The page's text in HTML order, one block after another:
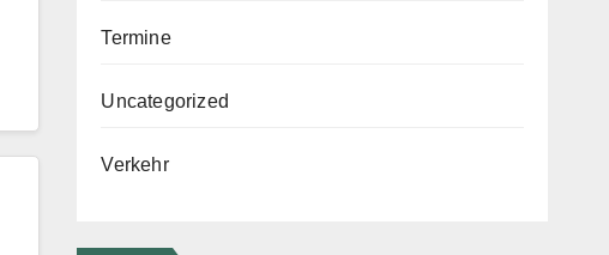
Termine
Uncategorized
Verkehr